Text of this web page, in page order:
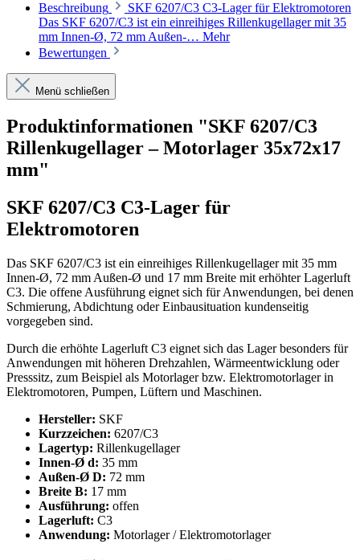
Beschreibung
SKF 6207/C3 C3-Lager für Elektromotoren
Das SKF 6207/C3 ist ein einreihiges Rillenkugellager mit 35
mm Innen-Ø, 72 mm Außen-… Mehr
Bewertungen
Menü schließen
Produktinformationen "SKF 6207/C3
Rillenkugellager – Motorlager 35x72x17
mm"
SKF 6207/C3 C3-Lager für
Elektromotoren
Das SKF 6207/C3 ist ein einreihiges Rillenkugellager mit 35 mm
Innen-Ø, 72 mm Außen-Ø und 17 mm Breite mit erhöhter Lagerluft
C3. Die offene Ausführung eignet sich für Anwendungen, bei denen
Schmierung, Abdichtung oder Einbausituation kundenseitig
vorgegeben sind.
Durch die erhöhte Lagerluft C3 eignet sich das Lager besonders für
Anwendungen mit höheren Drehzahlen, Wärmeentwicklung oder
Presssitz, zum Beispiel als Motorlager bzw. Elektromotorlager in
Elektromotoren, Pumpen, Lüftern und Maschinen.
Hersteller: SKF
Kurzzeichen: 6207/C3
Lagertyp: Rillenkugellager
Innen-Ø d: 35 mm
Außen-Ø D: 72 mm
Breite B: 17 mm
Ausführung: offen
Lagerluft: C3
Anwendung: Motorlager / Elektromotorlager